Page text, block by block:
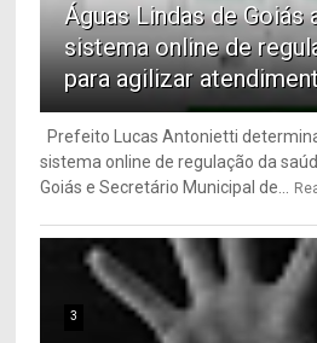
Águas Lindas de Goiás
sistema online de
para agilizar
Prefeito Lucas Antonietti
sistema online de regulação da
Goiás e Secretário Municipal de...
3